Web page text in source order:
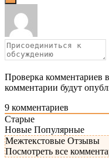
Проверка
комментарии будут
9 комментариев
Старые
Новые Популярные
Межтекстовые Отзывы
Посмотреть все